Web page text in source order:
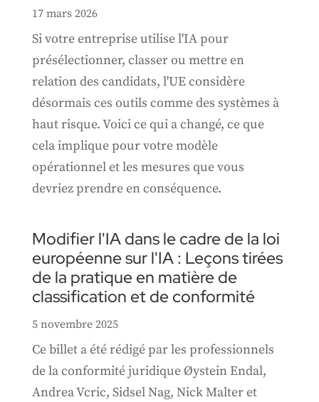
17 mars 2026
Si votre entreprise utilise l'IA pour
présélectionner, classer ou mettre en
relation des candidats, l'UE considère
désormais ces outils comme des systèmes à
haut risque. Voici ce qui a changé, ce que
cela implique pour votre modèle
opérationnel et les mesures que vous
devriez prendre en conséquence.
Modifier l'IA dans le cadre de la loi
européenne sur l'IA : Leçons tirées
de la pratique en matière de
classification et de conformité
5 novembre 2025
Ce billet a été rédigé par les professionnels
de la conformité juridique Øystein Endal,
Andrea Vcric, Sidsel Nag, Nick Malter et